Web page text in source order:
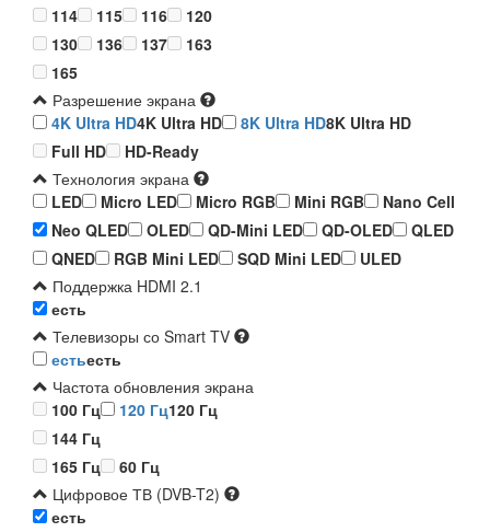
114
115 116
120
130
136 137
163
165
Разрешение экрана
4K Ultra HD4K Ultra HD 8K Ultra HD8K Ultra HD
Full HD
HD-Ready
Технология экрана
LED
Micro LED Micro RGB Mini RGB
Nano Cell
Neo QLED
OLED QD-Mini LED QD-OLED
QLED
QNED
RGB Mini LED SQD Mini LED
ULED
Поддержка HDMI 2.1
есть
Телевизоры со Smart TV
естьесть
Частота обновления экрана
100 Гц
120 Гц120 Гц
144 Гц
165 Гц
60 Гц
Цифровое ТВ (DVB-T2)
есть